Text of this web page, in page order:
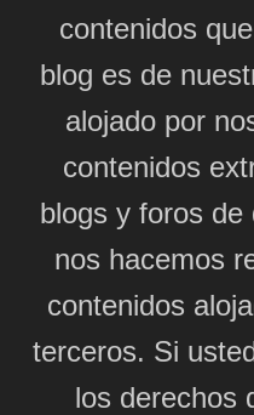
contenidos
blog es de
alojado por
contenidos
blogs y foros de
nos hacemos
contenidos
terceros. Si
los derechos